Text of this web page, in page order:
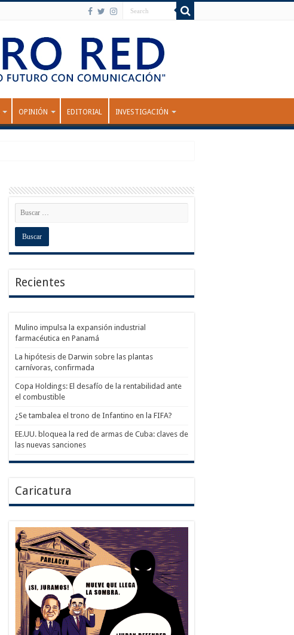
OPINIÓN EDITORIAL INVESTIGACIÓN
Recientes
Mulino impulsa la expansión industrial
farmacéutica en Panamá
La hipótesis de Darwin sobre las plantas
carnívoras, confirmada
Copa Holdings: El desafío de la rentabilidad ante
el combustible
¿Se tambalea el trono de Infantino en la FIFA?
EE.UU. bloquea la red de armas de Cuba: claves de
las nuevas sanciones
Caricatura